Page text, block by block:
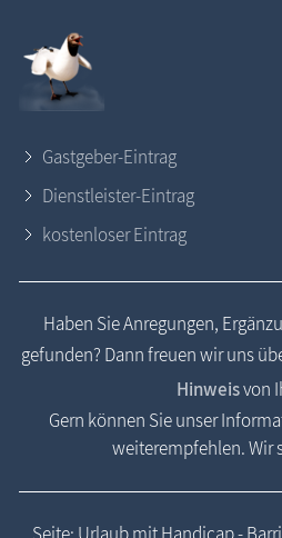
Gastgeber-Eintrag
Dienstleister-Eintrag
kostenloser Eintrag
Haben Sie Anregungen,
gefunden? Dann freuen wir uns
Hinweisvon
Gern können Sie unser
weiterempfehlen. Wir